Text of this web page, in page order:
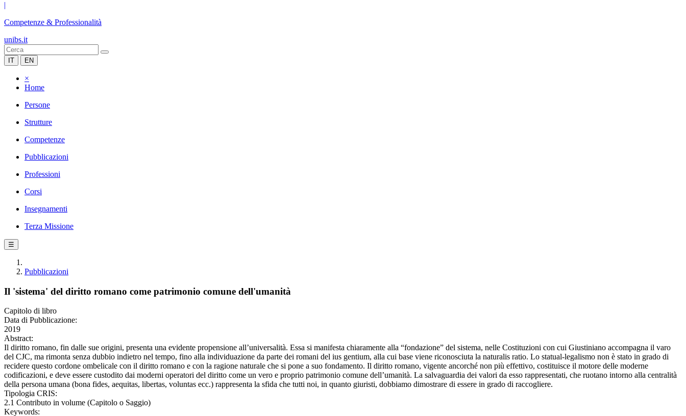
|
Competenze & Professionalità
unibs.it
IT EN
×
Home
Persone
Strutture
Competenze
Pubblicazioni
Professioni
Corsi
Insegnamenti
Terza Missione
☰
Pubblicazioni
Il 'sistema' del diritto romano come patrimonio comune dell'umanità
Capitolo di libro
Data di Pubblicazione:
2019
Abstract:
Il diritto romano, fin dalle sue origini, presenta una evidente propensione all’universalità. Essa si manifesta chiaramente alla “fondazione” del sistema, nelle Costituzioni con cui Giustiniano accompagna il varo
del CJC, ma rimonta senza dubbio indietro nel tempo, fino alla individuazione da parte dei romani del ius gentium, alla cui base viene riconosciuta la naturalis ratio. Lo statual-legalismo non è stato in grado di
recidere questo cordone ombelicale con il diritto romano e con la ragione naturale che si pone a suo fondamento. Il diritto romano, vigente ancorché non più effettivo, costituisce il motore delle moderne
codificazioni, e deve essere custodito dai moderni operatori del diritto come un vero e proprio patrimonio comune dell’umanità. La salvaguardia dei valori da esso rappresentati, che ruotano intorno alla centralità
della persona umana (bona fides, aequitas, libertas, voluntas ecc.) rappresenta la sfida che tutti noi, in quanto giuristi, dobbiamo dimostrare di essere in grado di raccogliere.
Tipologia CRIS:
2.1 Contributo in volume (Capitolo o Saggio)
Keywords: